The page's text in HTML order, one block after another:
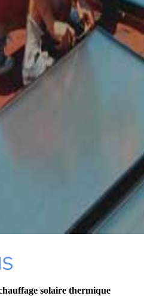
solaire thermique